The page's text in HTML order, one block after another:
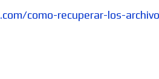
como-recuperar-los-